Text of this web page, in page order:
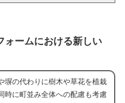
ォームにおける新しい
塀の代わりに樹木や草花を植栽
時に町並み全体への配慮も考慮